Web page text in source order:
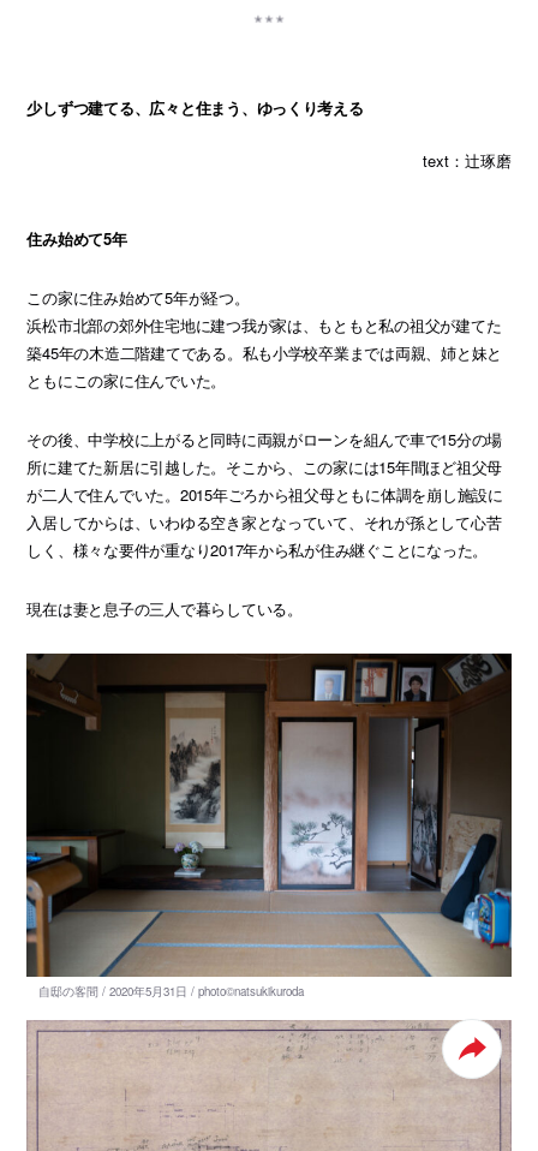
少しずつ建てる、広々と住まう、ゆっくり考える
text：辻琢磨
住み始めて5年
この家に住み始めて5年が経つ。
浜松市北部の郊外住宅地に建つ我が家は、もともと私の祖父が建てた
築45年の木造二階建てである。私も小学校卒業までは両親、姉と妹と
ともにこの家に住んでいた。
その後、中学校に上がると同時に両親がローンを組んで車で15分の場
所に建てた新居に引越した。そこから、この家には15年間ほど祖父母
が二人で住んでいた。2015年ごろから祖父母ともに体調を崩し施設に
入居してからは、いわゆる空き家となっていて、それが孫として心苦
しく、様々な要件が重なり2017年から私が住み継ぐことになった。
現在は妻と息子の三人で暮らしている。